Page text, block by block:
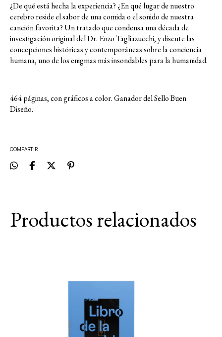
¿De qué está hecha la experiencia? ¿En qué lugar de nuestro
cerebro reside el sabor de una comida o el sonido de nuestra
canción favorita? Un tratado que condensa una década de
investigación original del Dr. Enzo Tagliazucchi, y discute las
concepciones históricas y contemporáneas sobre la conciencia
humana, uno de los enigmas más insondables para la humanidad.
464 páginas, con gráficos a color. Ganador del Sello Buen
Diseño.
COMPARTIR
Productos relacionados